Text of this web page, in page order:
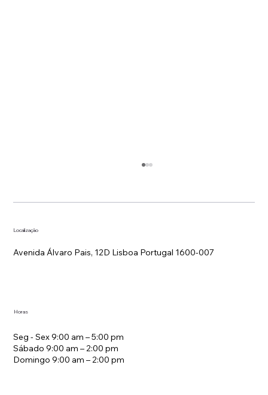
Localização
Avenida Álvaro Pais, 12D Lisboa Portugal 1600-007
Horas
Seg - Sex 9:00 am – 5:00 pm
Sábado 9:00 am – 2:00 pm
Domingo 9:00 am – 2:00 pm